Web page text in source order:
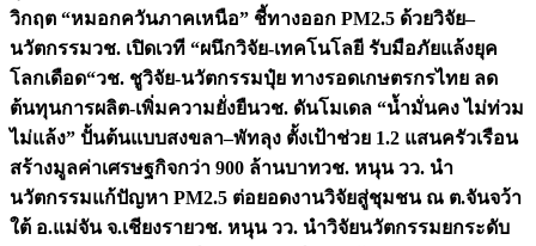
วิกฤต “หมอกควันภาคเหนือ” ชี้ทางออก PM2.5 ด้วยวิจัย–
นวัตกรรมวช. เปิดเวที “ผนึกวิจัย-เทคโนโลยี รับมือภัยแล้งยุค
โลกเดือด“วช. ชูวิจัย-นวัตกรรมปุ๋ย ทางรอดเกษตรกรไทย ลด
ต้นทุนการผลิต-เพิ่มความยั่งยืนวช. ดันโมเดล “น้ำมั่นคง ไม่ท่วม
ไม่แล้ง” ปั้นต้นแบบสงขลา–พัทลุง ตั้งเป้าช่วย 1.2 แสนครัวเรือน
สร้างมูลค่าเศรษฐกิจกว่า 900 ล้านบาทวช. หนุน วว. นำ
นวัตกรรมแก้ปัญหา PM2.5 ต่อยอดงานวิจัยสู่ชุมชน ณ ต.จันจว้า
ใต้ อ.แม่จัน จ.เชียงรายวช. หนุน วว. นำวิจัยนวัตกรรมยกระดับ